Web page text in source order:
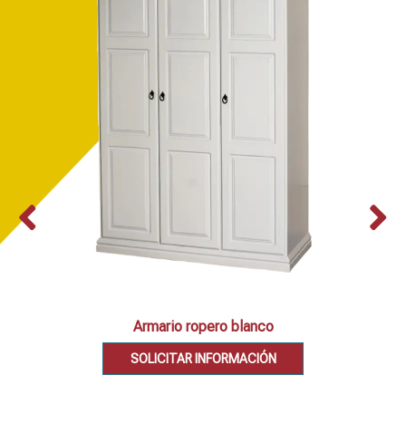
Armario ropero blanco
SOLICITAR INFORMACIÓN